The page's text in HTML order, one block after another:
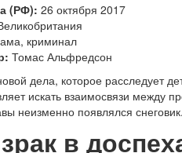
(РФ): 26 октября 2017
криминал
Томас Альфредсон
дела, которое расследует
искать взаимосвязи между
неизменно появлялся снеговик.
в